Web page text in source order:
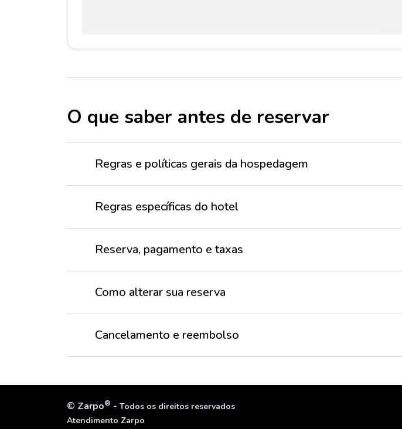
O que saber antes de reservar
Regras e políticas gerais da hospedagem
Regras específicas do hotel
Reserva, pagamento e taxas
Como alterar sua reserva
Cancelamento e reembolso
© Zarpo® - Todos os direitos reservados
Atendimento Zarpo